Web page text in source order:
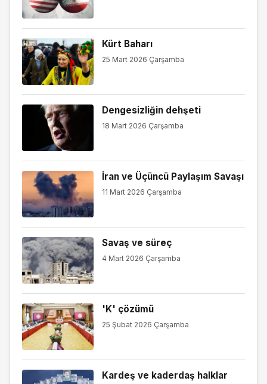
Kürt Baharı
25 Mart 2026 Çarşamba
Dengesizliğin dehşeti
18 Mart 2026 Çarşamba
İran ve Üçüncü Paylaşım Savaşı
11 Mart 2026 Çarşamba
Savaş ve süreç
4 Mart 2026 Çarşamba
'K' çözümü
25 Şubat 2026 Çarşamba
Kardeş ve kaderdaş halklar